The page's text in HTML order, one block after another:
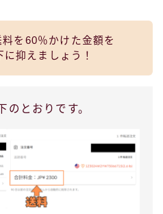
を60％かけた金額を
抑えましょう！
のとおりです。